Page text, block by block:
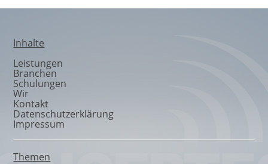
Inhalte
Leistungen
Branchen
Schulungen
Wir
Kontakt
Datenschutzerklärung
Impressum
Themen